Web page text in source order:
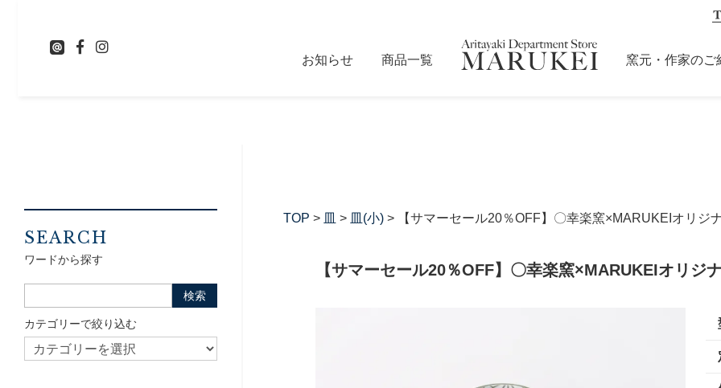
お知らせ 商品一覧 窯元・作家のご
TOP > 皿 > 皿(小) > 【サマーセール20％OFF】〇幸楽窯×MARUKEIオリ
【サマーセール20％OFF】〇幸楽窯×MARUKEIオリ
SEARCH
ワードから探す
カテゴリーで絞り込む